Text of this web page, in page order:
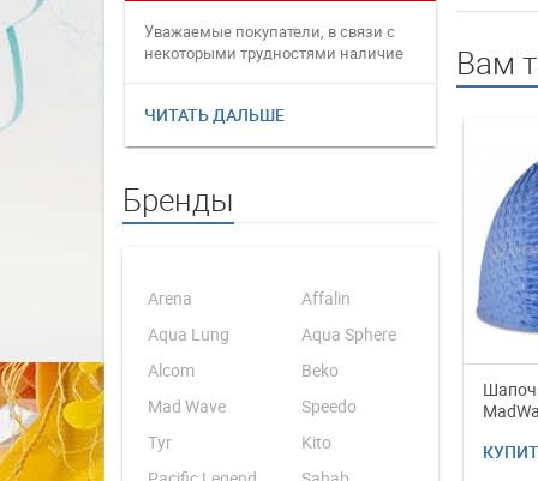
Уважаемые покупатели, в связи с
некоторыми трудностями наличие
ЧИТАТЬ ДАЛЬШЕ
Бренды
Arena
Affalin
Aqua Lung
Aqua Sphere
Alcom
Beko
Mad Wave
Speedo
Tyr
Kito
Вам